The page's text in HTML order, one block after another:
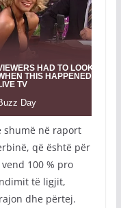
shumë në raport
që është për
100 % pro
të ligjit,
dhe përtej.